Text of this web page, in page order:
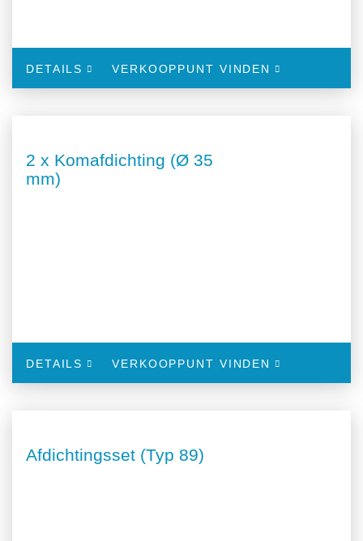
DETAILS VERKOOPPUNT VINDEN
2 x Komafdichting (Ø 35
mm)
DETAILS VERKOOPPUNT VINDEN
Afdichtingsset (Typ 89)